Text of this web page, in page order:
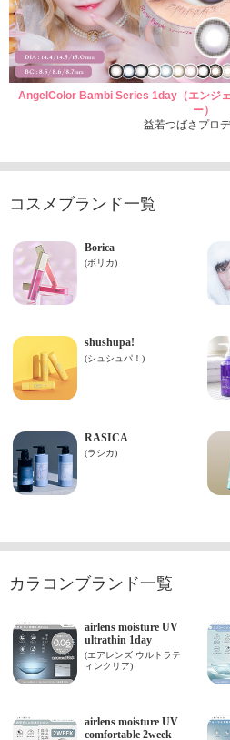
AngelColor Bambi Series 1day（エンジ
ー）
益若つばさプロ
コスメブランド一覧
カラコンブランド一覧